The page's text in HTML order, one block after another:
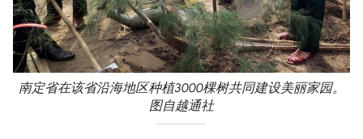
南定省在该省沿海地区种植3000棵树共同建设美丽家园。
图自越通社